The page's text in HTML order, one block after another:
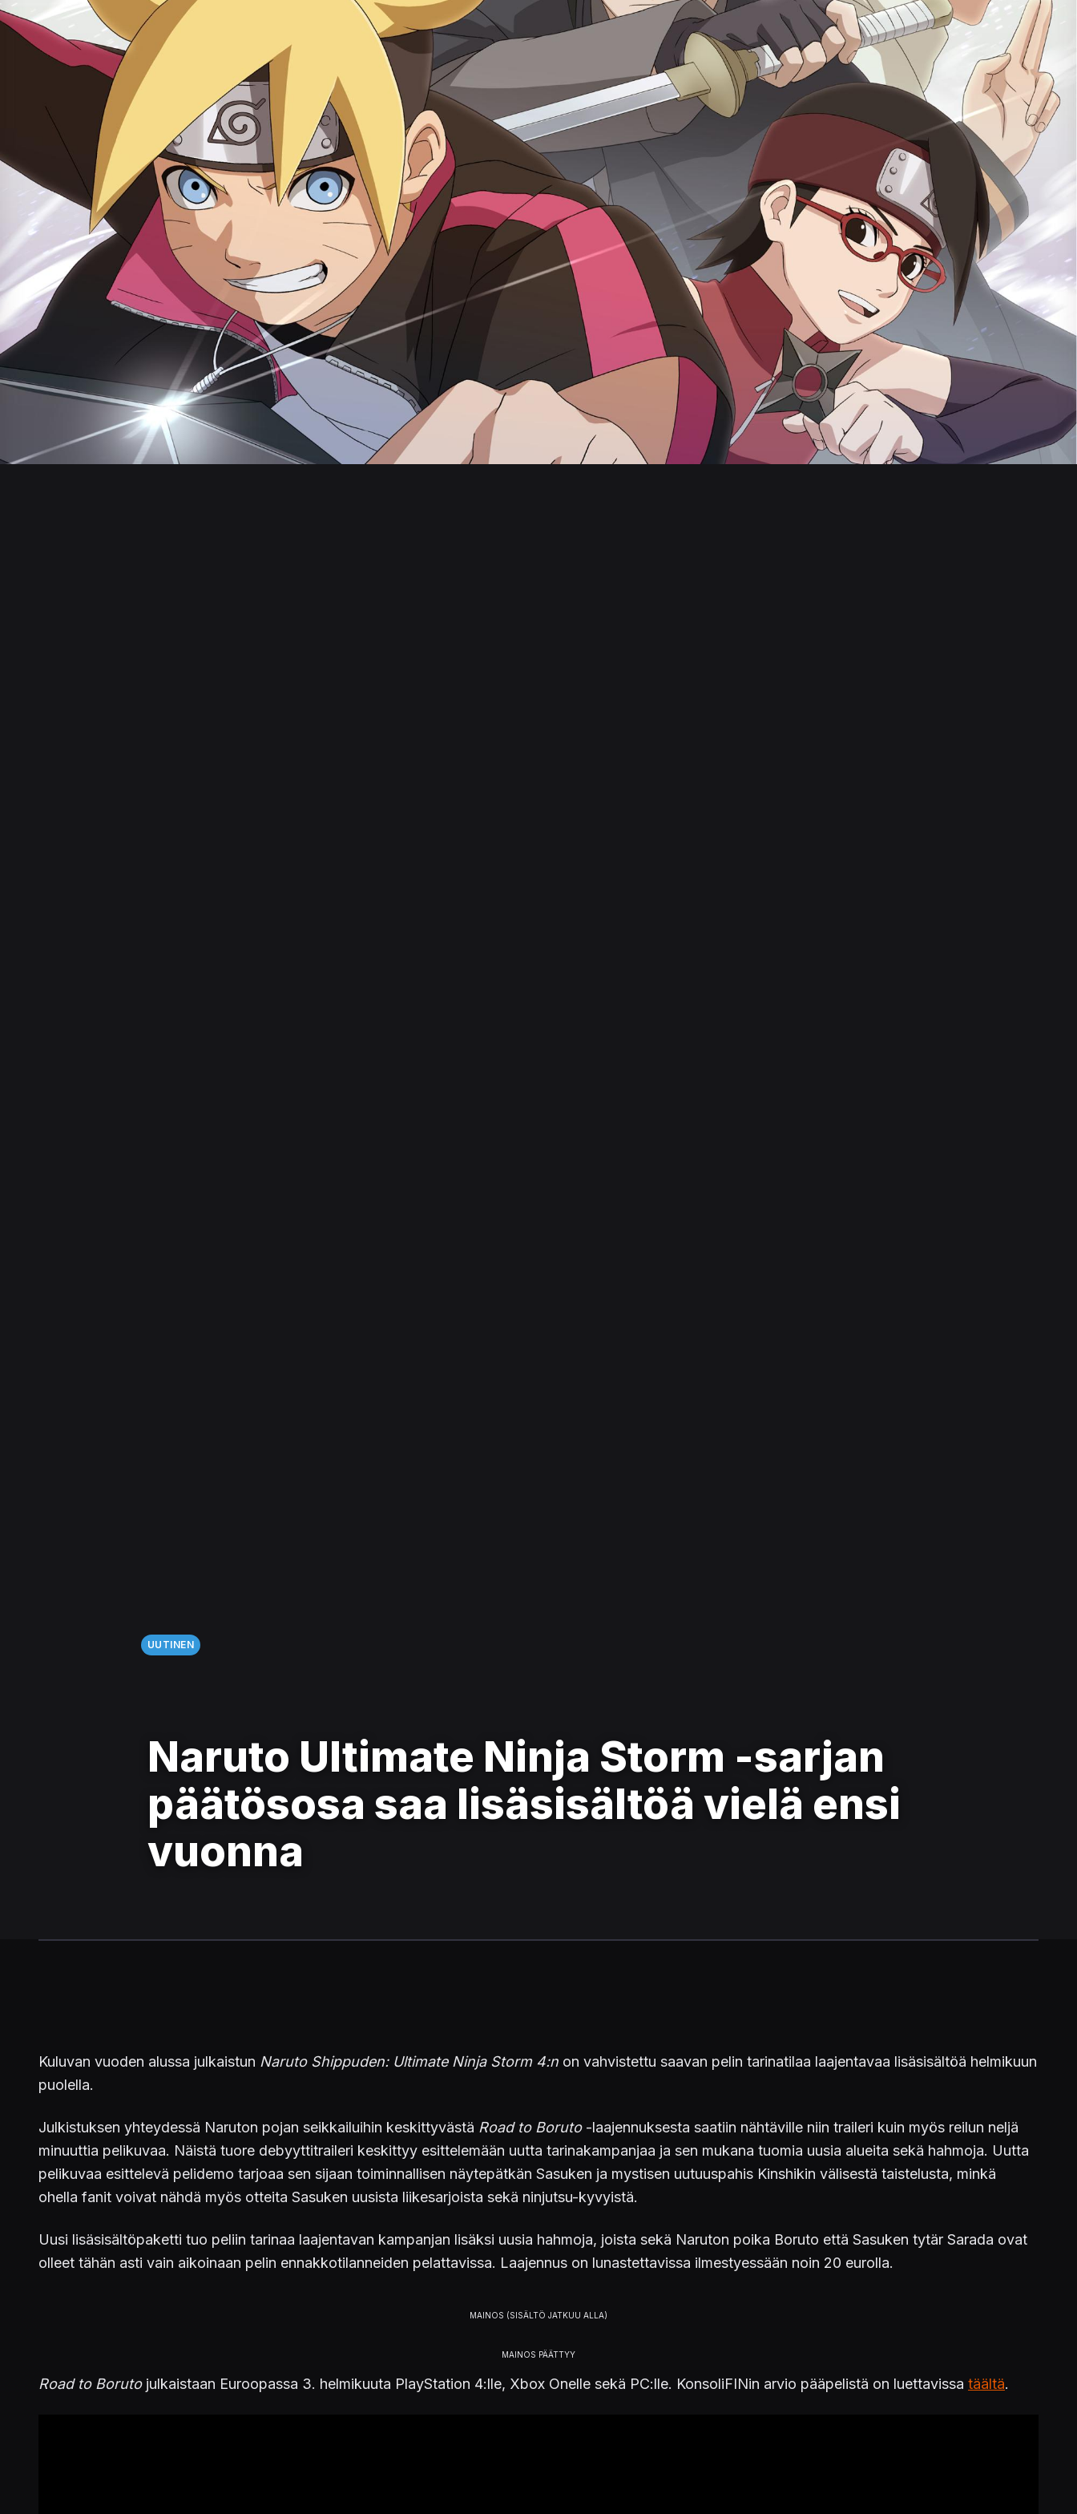
UUTINEN
Naruto Ultimate Ninja Storm -sarjan
päätösosa saa lisäsisältöä vielä ensi
vuonna
Kuluvan vuoden alussa julkaistun Naruto Shippuden: Ultimate Ninja Storm 4:n on vahvistettu saavan pelin tarinatilaa laajentavaa lisäsisältöä helmikuun
puolella.
Julkistuksen yhteydessä Naruton pojan seikkailuihin keskittyvästä Road to Boruto-laajennuksesta saatiin nähtäville niin traileri kuin myös reilun neljä
minuuttia pelikuvaa. Näistä tuore debyyttitraileri keskittyy esittelemään uutta tarinakampanjaa ja sen mukana tuomia uusia alueita sekä hahmoja. Uutta
pelikuvaa esittelevä pelidemo tarjoaa sen sijaan toiminnallisen näytepätkän Sasuken ja mystisen uutuuspahis Kinshikin välisestä taistelusta, minkä
ohella fanit voivat nähdä myös otteita Sasuken uusista liikesarjoista sekä ninjutsu-kyvyistä.
Uusi lisäsisältöpaketti tuo peliin tarinaa laajentavan kampanjan lisäksi uusia hahmoja, joista sekä Naruton poika Boruto että Sasuken tytär Sarada ovat
olleet tähän asti vain aikoinaan pelin ennakkotilanneiden pelattavissa. Laajennus on lunastettavissa ilmestyessään noin 20 eurolla.
Road to Borutojulkaistaan Euroopassa 3. helmikuuta PlayStation 4:lle, Xbox Onelle sekä PC:lle. KonsoliFINin arvio pääpelistä on luettavissa täältä.